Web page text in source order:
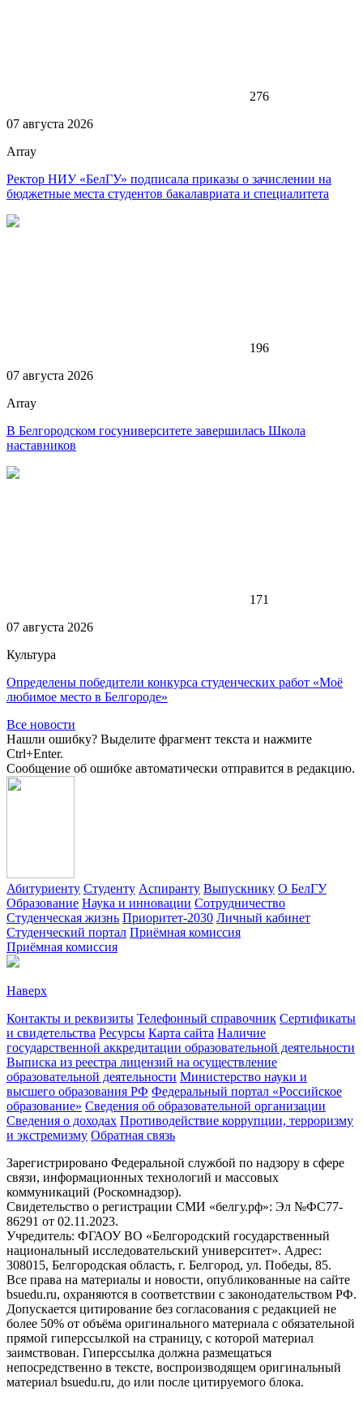
276
07 августа 2026
Array
Ректор НИУ «БелГУ» подписала приказы о зачислении на
бюджетные места студентов бакалавриата и специалитета
196
07 августа 2026
Array
В Белгородском госуниверситете завершилась Школа
наставников
171
07 августа 2026
Культура
Определены победители конкурса студенческих работ «Моё
любимое место в Белгороде»
Все новости
Нашли ошибку? Выделите фрагмент текста и нажмите
Ctrl+Enter.
Сообщение об ошибке автоматически отправится в редакцию.
Абитуриенту Студенту Аспиранту Выпускнику О БелГУ
Образование Наука и инновации Сотрудничество
Студенческая жизнь Приоритет-2030 Личный кабинет
Студенческий портал Приёмная комиссия
Приёмная комиссия
Наверх
Контакты и реквизиты Телефонный справочник Сертификаты
и свидетельства Ресурсы Карта сайта Наличие
государственной аккредитации образовательной деятельности
Выписка из реестра лицензий на осуществление
образовательной деятельности Министерствo науки и
высшего образования РФ Федеральный портал «Российское
образование» Сведения об образовательной организации
Сведения о доходах Противодействие коррупции, терроризму
и экстремизму Обратная связь
Зарегистрировано Федеральной службой по надзору в сфере
связи, информационных технологий и массовых
коммуникаций (Роскомнадзор).
Свидетельство о регистрации СМИ «белгу.рф»: Эл №ФС77-
86291 от 02.11.2023.
Учредитель: ФГАОУ ВО «Белгородский государственный
национальный исследовательский университет». Адрес:
308015, Белгородская область, г. Белгород, ул. Победы, 85.
Все права на материалы и новости, опубликованные на сайте
bsuedu.ru, охраняются в соответствии с законодательством РФ.
Допускается цитирование без согласования с редакцией не
более 50% от объёма оригинального материала с обязательной
прямой гиперссылкой на страницу, с которой материал
заимствован. Гиперссылка должна размещаться
непосредственно в тексте, воспроизводящем оригинальный
материал bsuedu.ru, до или после цитируемого блока.